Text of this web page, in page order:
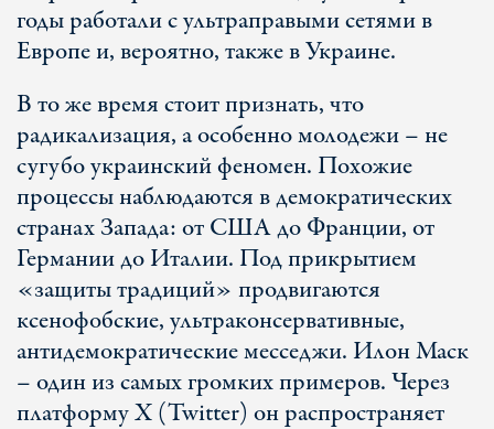
годы работали с ультраправыми сетями в
Европе и, вероятно, также в Украине.
В то же время стоит признать, что
радикализация, а особенно молодежи – не
сугубо украинский феномен. Похожие
процессы наблюдаются в демократических
странах Запада: от США до Франции, от
Германии до Италии. Под прикрытием
«защиты традиций» продвигаются
ксенофобские, ультраконсервативные,
антидемократические месседжи. Илон Маск
– один из самых громких примеров. Через
платформу X (Twitter) он распространяет